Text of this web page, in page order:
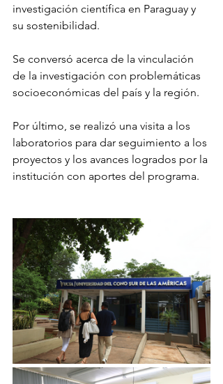
investigación científica en Paraguay y
su sostenibilidad.
Se conversó acerca de la vinculación
de la investigación con problemáticas
socioeconómicas del país y la región.
Por último, se realizó una visita a los
laboratorios para dar seguimiento a los
proyectos y los avances logrados por la
institución con aportes del programa.